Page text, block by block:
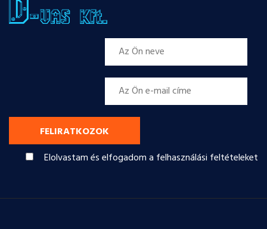
FELIRATKOZOK
Elolvastam és elfogadom a felhasználási feltételeket